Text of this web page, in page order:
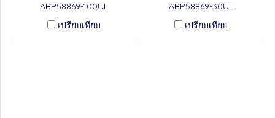
ABP58869-100UL
เปรียบเทียบ
ABP58869-30UL
เปรียบเทียบ